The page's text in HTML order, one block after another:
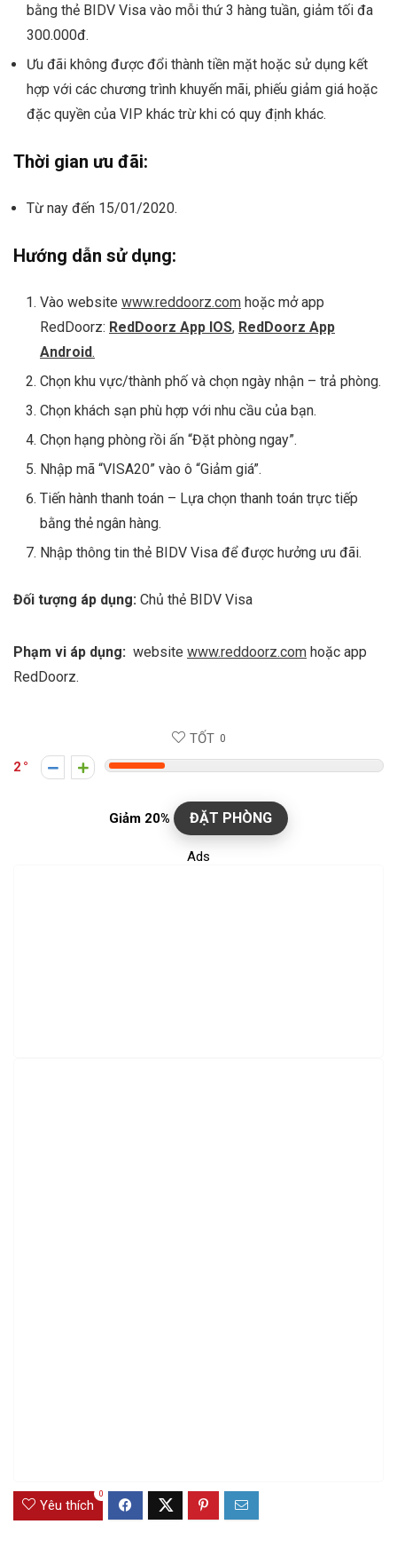
bằng thẻ BIDV Visa vào mỗi thứ 3 hàng tuần, giảm tối đa
300.000đ.
Ưu đãi không được đổi thành tiền mặt hoặc sử dụng kết
hợp với các chương trình khuyến mãi, phiếu giảm giá hoặc
đặc quyền của VIP khác trừ khi có quy định khác.
Thời gian ưu đãi:
Từ nay đến 15/01/2020.
Hướng dẫn sử dụng:
Vào website www.reddoorz.com hoặc mở app
RedDoorz: RedDoorz App IOS, RedDoorz App
Android.
Chọn khu vực/thành phố và chọn ngày nhận – trả phòng.
Chọn khách sạn phù hợp với nhu cầu của bạn.
Chọn hạng phòng rồi ấn “Đặt phòng ngay”.
Nhập mã “VISA20” vào ô “Giảm giá”.
Tiến hành thanh toán – Lựa chọn thanh toán trực tiếp
bằng thẻ ngân hàng.
Nhập thông tin thẻ BIDV Visa để được hưởng ưu đãi.
Đối tượng áp dụng: Chủ thẻ BIDV Visa
Phạm vi áp dụng: website www.reddoorz.com hoặc app
RedDoorz.
TỐT 0
2
Giảm 20% ĐẶT PHÒNG
Ads
Yêu thích
0